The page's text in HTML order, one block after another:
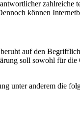
zahlreiche
können
auf den
soll sowohl für
unter anderem die